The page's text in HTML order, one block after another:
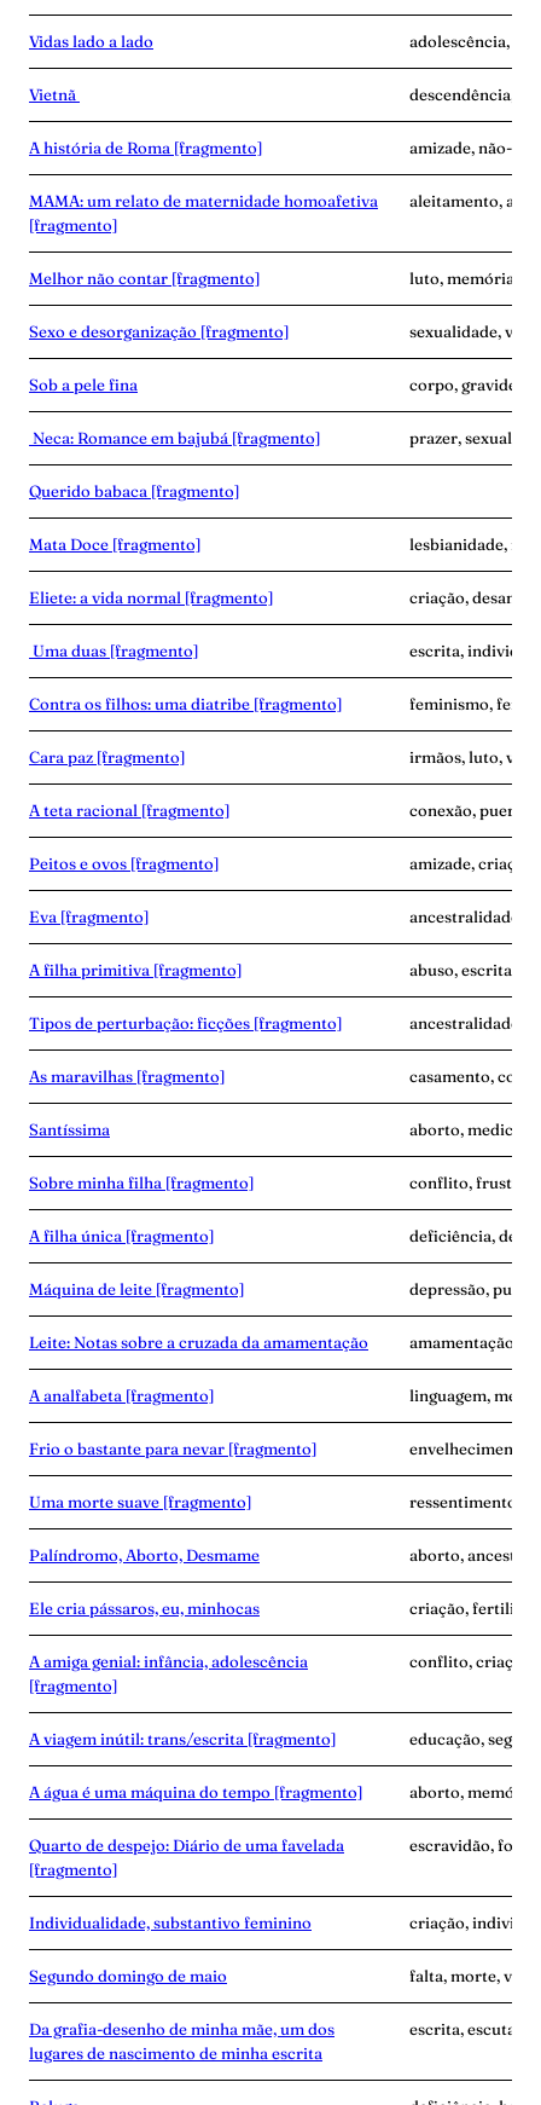
Vidas lado a lado adolescência,
Vietnã descendência,
A história de Roma [fragmento] amizade, não-
MAMA: um relato de maternidade homoafetiva
[fragmento]
aleitamento,
Melhor não contar [fragmento] luto, memória,
Sexo e desorganização [fragmento] sexualidade,
Sob a pele fina corpo, gravidez,
Neca: Romance em bajubá [fragmento] prazer,
Querido babaca [fragmento]
Mata Doce [fragmento] lesbianidade,
Eliete: a vida normal [fragmento] criação,
Uma duas [fragmento] escrita,
Contra os filhos: uma diatribe [fragmento] feminismo,
Cara paz [fragmento] irmãos, luto,
A teta racional [fragmento] conexão,
Peitos e ovos [fragmento] amizade,
Eva [fragmento] ancestralidade,
A filha primitiva [fragmento] abuso, escrita,
Tipos de perturbação: ficções [fragmento] ancestralidade,
As maravilhas [fragmento] casamento,
Santíssima aborto,
Sobre minha filha [fragmento] conflito,
A filha única [fragmento] deficiência,
Máquina de leite [fragmento] depressão,
Leite: Notas sobre a cruzada da amamentação amamentação,
A analfabeta [fragmento] linguagem,
Frio o bastante para nevar [fragmento] envelhecimento,
Uma morte suave [fragmento] ressentimento,
Palíndromo, Aborto, Desmame aborto,
Ele cria pássaros, eu, minhocas criação,
A amiga genial: infância, adolescência
[fragmento]
conflito, criação,
A viagem inútil: trans/escrita [fragmento] educação,
A água é uma máquina do tempo [fragmento] aborto,
Quarto de despejo: Diário de uma favelada
[fragmento]
escravidão,
Individualidade, substantivo feminino criação,
Segundo domingo de maio falta, morte,
Da grafia-desenho de minha mãe, um dos
lugares de nascimento de minha escrita
escrita, escuta,